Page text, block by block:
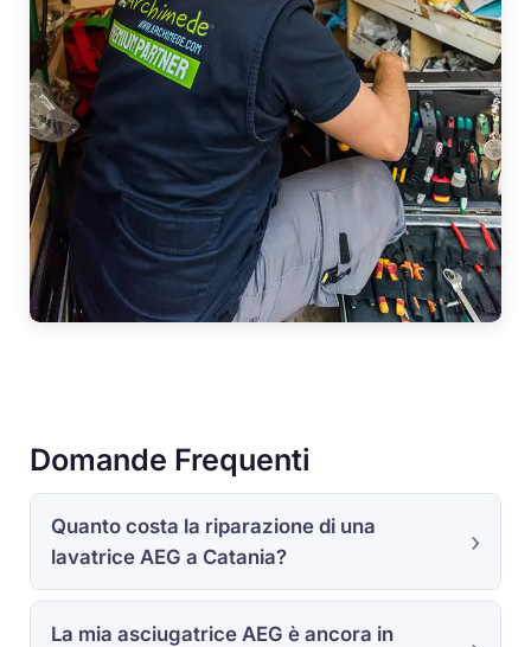
Domande Frequenti
Quanto costa la riparazione di una
lavatrice AEG a Catania?
La mia asciugatrice AEG è ancora in